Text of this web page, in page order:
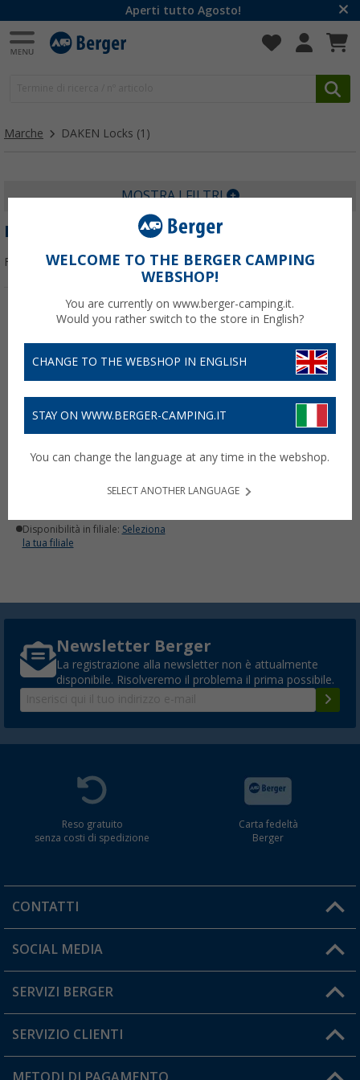
Aperti tutto Agosto!
Marche DAKEN Locks (1)
MOSTRA I FILTRI
DAKEN LOCKS
Filtrare per:
Daken Locks Saturn GO -
Set di 2 lucchetti per auto
Disponibilità in filiale: Seleziona
la tua filiale
Newsletter Berger
La registrazione alla newsletter non è attualmente
disponibile. Risolveremo il problema il prima possibile.
Reso gratuito
senza costi di spedizione
Carta fedeltà
Berger
CONTATTI
Orari di apertura del servizio:
Hai una domanda?
SOCIAL MEDIA
SERVIZI BERGER
Diventare rivenditori
Il mio Account
SERVIZIO CLIENTI
METODI DI PAGAMENTO
WELCOME TO THE BERGER CAMPING
WEBSHOP!
You are currently on www.berger-camping.it.
Would you rather switch to the store in English?
CHANGE TO THE WEBSHOP IN ENGLISH
STAY ON WWW.BERGER-CAMPING.IT
You can change the language at any time in the webshop.
SELECT ANOTHER LANGUAGE